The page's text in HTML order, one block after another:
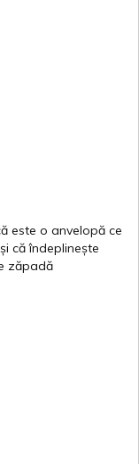
este o anvelopă ce
și că îndeplinește
zăpadă